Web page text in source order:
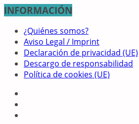
INFORMACIÓN
¿Quiénes somos?
Aviso Legal / Imprint
Declaración de privacidad (UE)
Descargo de responsabilidad
Política de cookies (UE)